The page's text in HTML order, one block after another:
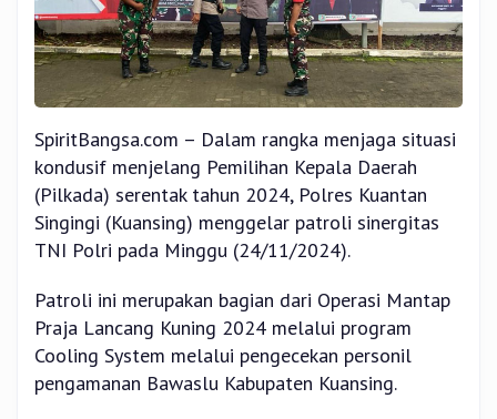
SpiritBangsa.com – Dalam rangka menjaga situasi
kondusif menjelang Pemilihan Kepala Daerah
(Pilkada) serentak tahun 2024, Polres Kuantan
Singingi (Kuansing) menggelar patroli sinergitas
TNI Polri pada Minggu (24/11/2024).
Patroli ini merupakan bagian dari Operasi Mantap
Praja Lancang Kuning 2024 melalui program
Cooling System melalui pengecekan personil
pengamanan Bawaslu Kabupaten Kuansing.